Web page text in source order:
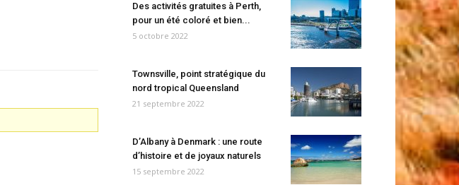
Des activités gratuites à Perth,
pour un été coloré et bien...
5 octobre 2022
Townsville, point stratégique du
nord tropical Queensland
21 septembre 2022
D’Albany à Denmark : une route
d’histoire et de joyaux naturels
15 septembre 2022